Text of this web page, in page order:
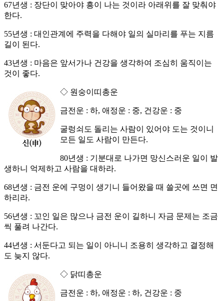
67년생 : 장단이 맞아야 흥이 나는 것이라 아래위를 잘 맞춰야
한다.
55년생 : 대인관계에 주력을 다해야 일의 실마리를 푸는 지름
길이 된다.
43년생 : 마음은 앞서가나 건강을 생각하여 조심히 움직이는
것이 좋다.
◇ 원숭이띠총운
금전운 : 하, 애정운 : 중, 건강운 : 중
굴렁쇠도 돌리는 사람이 있어야 도는 것이니
모든 일도 사람이 만든다.
80년생 : 기분대로 나가면 망신스러운 일이 발
생하니 억제하고 사람을 대하라.
68년생 : 금전 운에 구멍이 생기니 들어왔을 때 쓸곳에 쓰면 면
하리라.
56년생 : 꼬인 일은 많으나 금전 운이 길하니 자금 문제는 조금
씩 풀려 나간다.
44년생 : 서둔다고 되는 일이 아니니 조용히 생각하고 결정해
도 늦지 않다.
◇ 닭띠총운
금전운 : 하, 애정운 : 하, 건강운 : 중